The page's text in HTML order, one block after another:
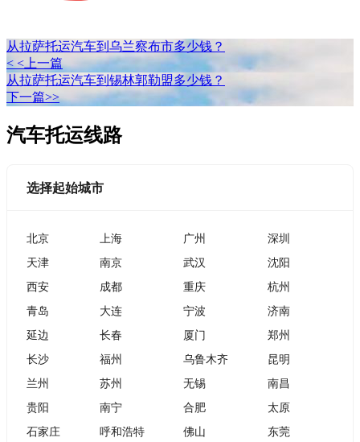
从拉萨托运汽车到乌兰察布市多少钱？
< <上一篇
从拉萨托运汽车到锡林郭勒盟多少钱？
下一篇>>
汽车托运线路
选择起始城市
北京 上海 广州
深圳
天津
南京 武汉
沈阳
西安
成都 重庆
杭州
青岛
大连 宁波
济南
延边
长春 厦门
郑州
长沙
福州 乌鲁木齐
昆明
兰州
苏州 无锡
南昌
贵阳
南宁 合肥
太原
石家庄
呼和浩特 佛山
东莞